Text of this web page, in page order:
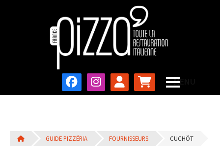
GUIDE PIZZÉRIA FOURNISSEURS CUCHÖT